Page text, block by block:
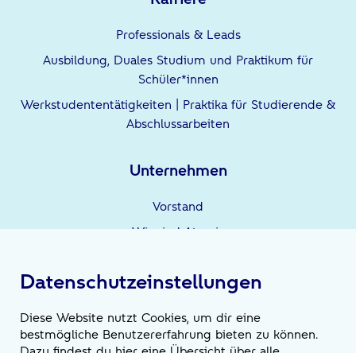
Datenschutzeinstellungen
Diese Website nutzt Cookies, um dir eine
bestmögliche Benutzererfahrung bieten zu können.
Professionals & Leads
Ausbildung, Duales Studium und Praktikum für
Schüler*innen
Werkstudententätigkeiten | Praktika für Studierende &
Abschlussarbeiten
Unternehmen
Vorstand
Wir sind Atruvia
Wir sind die Möglichmacher*innen